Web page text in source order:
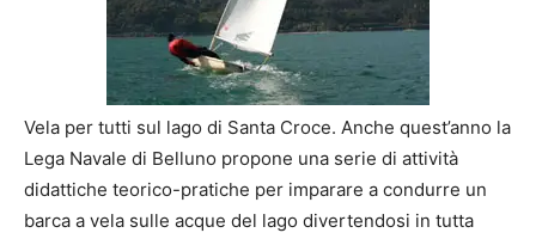
Vela per tutti sul lago di Santa Croce. Anche quest’anno la
Lega Navale di Belluno propone una serie di attività
didattiche teorico-pratiche per imparare a condurre un
barca a vela sulle acque del lago divertendosi in tutta